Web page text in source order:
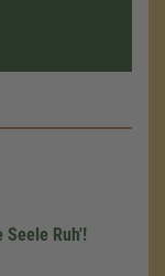
Ruh'!